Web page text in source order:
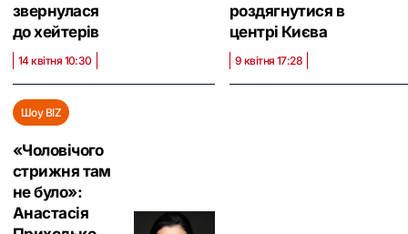
звернулася
до хейтерів
14 квітня 10:30
роздягнутися в
центрі Києва
9 квітня 17:28
Шоу BIZ
«Чоловічого
стрижня там
не було»:
Анастасія